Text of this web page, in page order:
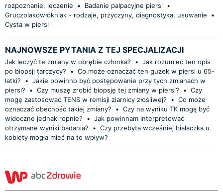
rozpoznanie, leczenie
• Badanie palpacyjne piersi •
Gruczolakowłókniak - rodzaje, przyczyny, diagnostyka, usuwanie
•
Cysta w piersi
NAJNOWSZE PYTANIA Z TEJ SPECJALIZACJI
Jak leczyć te zmiany w obrębie członka? • Jak rozumieć ten opis
po biopsji tarczycy?
• Co może oznaczać ten guzek w piersi u 65-
latki?
• Jakie powinno być postępowanie przy tych zmianach w
piersi?
• Czy muszę zrobić biopsję tej zmiany w piersi? • Czy
mogę zastosować TENS w remisji ziarnicy złośliwej?
• Co może
oznaczać obecność takiej zmiany?
• Czy na wyniku TK mogą być
widoczne jednak ropnie?
• Jak powinnam interpretować
otrzymane wyniki badania?
• Czy przebyta wcześniej białaczka u
kobiety mogła mieć na to wpływ?